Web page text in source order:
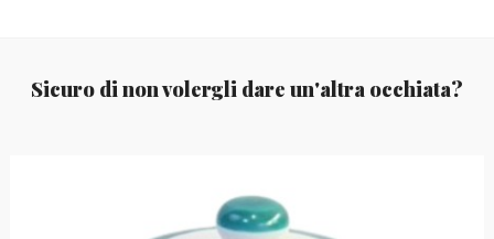
Sicuro di non volergli dare un'altra occhiata?